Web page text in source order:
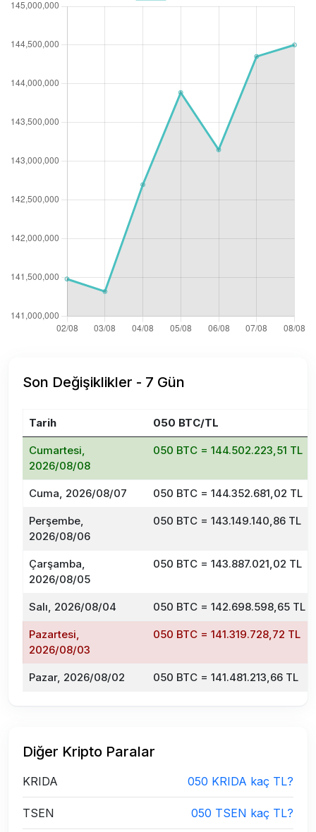
Son Değişiklikler - 7 Gün
Tarih 050 BTC/TL
Cumartesi,
2026/08/08
050 BTC = 144.502.223,51 TL
Cuma, 2026/08/07 050 BTC = 144.352.681,02 TL
Perşembe,
2026/08/06
050 BTC = 143.149.140,86 TL
Çarşamba,
2026/08/05
050 BTC = 143.887.021,02 TL
Salı, 2026/08/04 050 BTC = 142.698.598,65 TL
Pazartesi,
2026/08/03
050 BTC = 141.319.728,72 TL
Pazar, 2026/08/02 050 BTC = 141.481.213,66 TL
Diğer Kripto Paralar
KRIDA 050 KRIDA kaç TL?
TSEN 050 TSEN kaç TL?